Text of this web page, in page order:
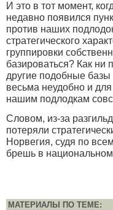
И это в тот момент,
недавно появился
против наших
стратегического
группировки
базироваться? Как ни
другие подобные
весьма неудобно и
нашим подлодкам
Словом, из-за
потеряли
Норвегия, судя по
брешь в
МАТЕРИАЛЫ ПО ТЕМЕ: